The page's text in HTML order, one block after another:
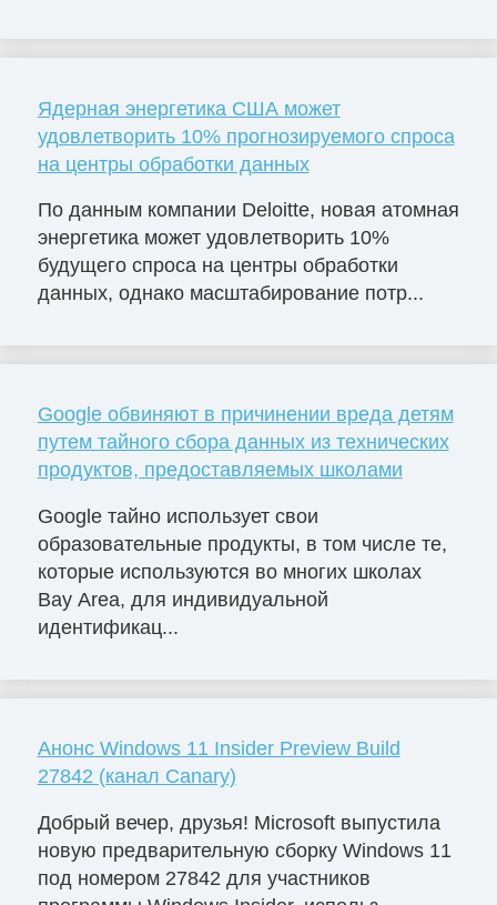
Ядерная энергетика США может
удовлетворить 10% прогнозируемого спроса
на центры обработки данных
По данным компании Deloitte, новая атомная
энергетика может удовлетворить 10%
будущего спроса на центры обработки
данных, однако масштабирование потр...
Google обвиняют в причинении вреда детям
путем тайного сбора данных из технических
продуктов, предоставляемых школами
Google тайно использует свои
образовательные продукты, в том числе те,
которые используются во многих школах
Bay Area, для индивидуальной
идентификац...
Анонс Windows 11 Insider Preview Build
27842 (канал Canary)
Добрый вечер, друзья! Microsoft выпустила
новую предварительную сборку Windows 11
под номером 27842 для участников